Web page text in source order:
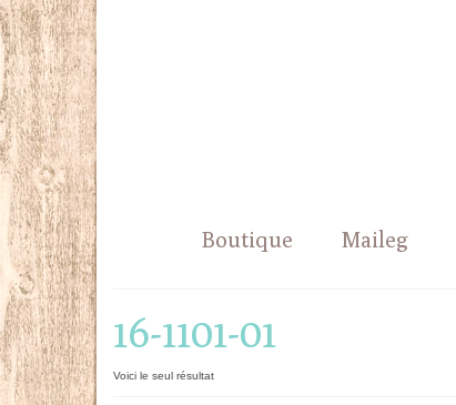
Boutique Maileg
16-1101-01
Voici le seul résultat